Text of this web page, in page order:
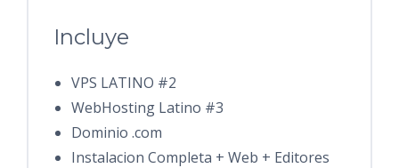
Incluye
VPS LATINO #2
WebHosting Latino #3
Dominio .com
Instalacion Completa + Web + Editores